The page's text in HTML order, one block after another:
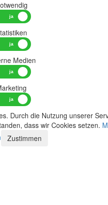
Medien
Durch die Nutzung unserer
dass wir Cookies setzen.
Zustimmen